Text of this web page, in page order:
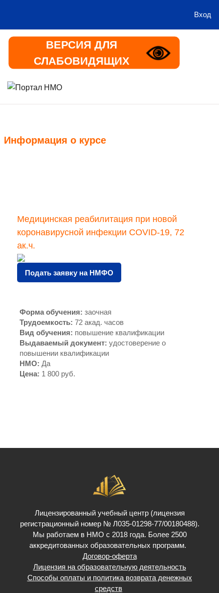
ВЕРСИЯ ДЛЯ
СЛАБОВИДЯЩИХ
Вход
Информация о курсе
Медицинская реабилитация при новой
коронавирусной инфекции COVID-19, 72
ак.ч.
Подать заявку на НМФО
Форма обучения: заочная
Трудоемкость: 72 акад. часов
Вид обучения: повышение квалификации
Выдаваемый документ: удостоверение о
повышении квалификации
НМО: Да
Цена: 1 800 руб.
Лицензированный учебный центр (лицензия
регистрационный номер № Л035-01298-77/00180488).
Мы работаем в НМО с 2018 года. Более 2500
аккредитованных образовательных программ.
Договор-оферта
Лицензия на образовательную деятельность
Способы оплаты и политика возврата денежных
средств